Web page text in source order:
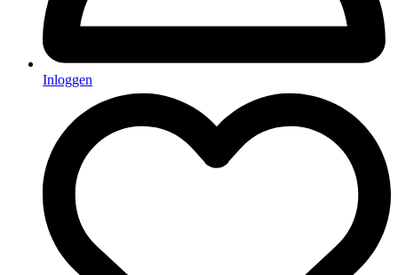
Inloggen